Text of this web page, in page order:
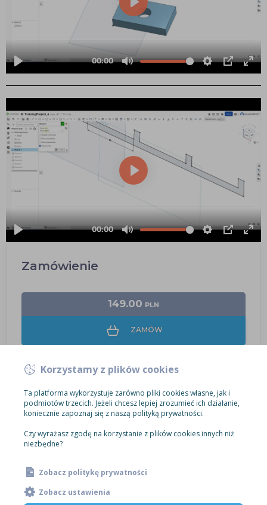
Zamówienie
149.00 PLN
ZAMÓW
Korzystamy z plików cookies
Ta platforma wykorzystuje zarówno pliki cookies własne, jak i
podmiotów trzecich. Jeżeli chcesz lepiej zrozumieć ich działanie,
koniecznie zapoznaj się z naszą polityką prywatności.
Czy wyrażasz zgodę na korzystanie z plików cookies innych niż
niezbędne?
Zobacz politykę prywatności
Zobacz ustawienia